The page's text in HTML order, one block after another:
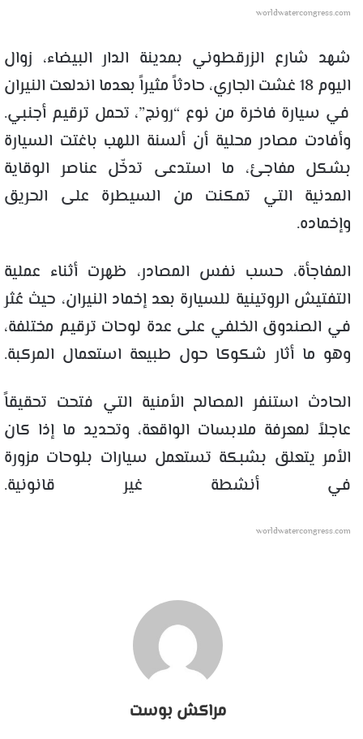
worldwatercongress.com
شهد شارع الزرقطوني بمدينة الدار البيضاء، زوال
اليوم 18 غشت الجاري، حادثاً مثيراً بعدما اندلعت النيران
في سيارة فاخرة من نوع “رونج”، تحمل ترقيم أجنبي.
وأفادت مصادر محلية أن ألسنة اللهب باغتت السيارة
بشكل مفاجئ، ما استدعى تدخّل عناصر الوقاية
المدنية التي تمكنت من السيطرة على الحريق
وإخماده.
المفاجأة، حسب نفس المصادر، ظهرت أثناء عملية
التفتيش الروتينية للسيارة بعد إخماد النيران، حيث عُثر
في الصندوق الخلفي على عدة لوحات ترقيم مختلفة،
وهو ما أثار شكوكا حول طبيعة استعمال المركبة.
الحادث استنفر المصالح الأمنية التي فتحت تحقيقاً
عاجلاً لمعرفة ملابسات الواقعة، وتحديد ما إذا كان
الأمر يتعلق بشبكة تستعمل سيارات بلوحات مزورة
في أنشطة غير قانونية.
worldwatercongress.com
مراكش بوست